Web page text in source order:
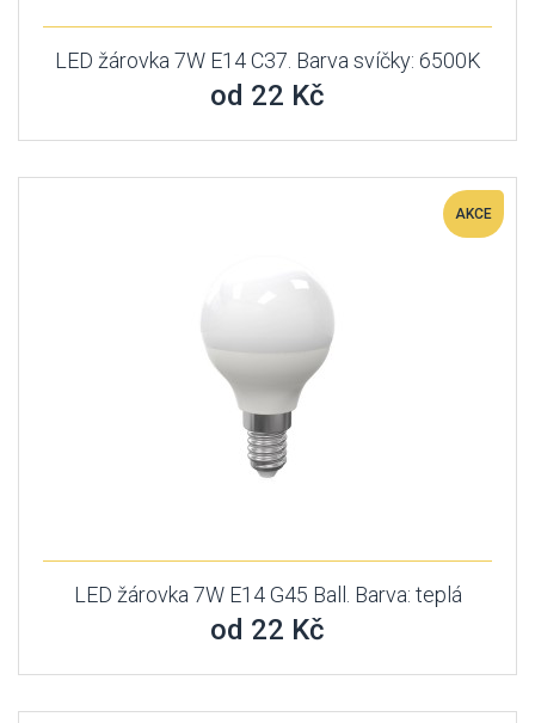
LED žárovka 7W E14 C37. Barva svíčky: 6500K
od 22 Kč
AKCE
LED žárovka 7W E14 G45 Ball. Barva: teplá
od 22 Kč